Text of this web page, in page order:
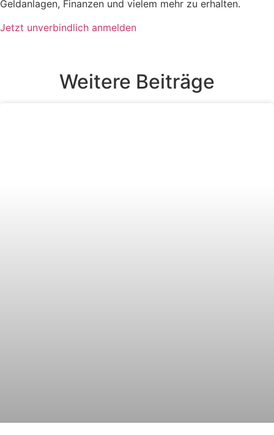
Geldanlagen, Finanzen und vielem mehr zu erhalten.
Jetzt unverbindlich anmelden
Weitere Beiträge